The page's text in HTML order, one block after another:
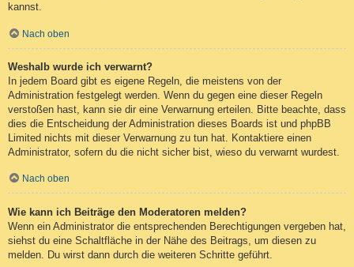
kannst.
Nach oben
Weshalb wurde ich verwarnt?
In jedem Board gibt es eigene Regeln, die meistens von der
Administration festgelegt werden. Wenn du gegen eine dieser Regeln
verstoßen hast, kann sie dir eine Verwarnung erteilen. Bitte beachte, dass
dies die Entscheidung der Administration dieses Boards ist und phpBB
Limited nichts mit dieser Verwarnung zu tun hat. Kontaktiere einen
Administrator, sofern du die nicht sicher bist, wieso du verwarnt wurdest.
Nach oben
Wie kann ich Beiträge den Moderatoren melden?
Wenn ein Administrator die entsprechenden Berechtigungen vergeben hat,
siehst du eine Schaltfläche in der Nähe des Beitrags, um diesen zu
melden. Du wirst dann durch die weiteren Schritte geführt.